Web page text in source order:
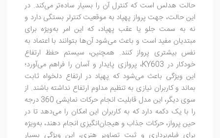
حالت هدلس است که کنترل آن را بسیار ساده‌تر می‌کند. در
این حالت، جهت پرواز پهپاد به موقعیت کنترلر بستگی دارد و
نه به سمت جلو یا عقب پهپاد، که این امر به‌ویژه برای
مبتدیان مفید است و باعث می‌شود آن‌ها بتوانند با اعتماد به
نفس بیشتری پرواز کنند. همچنین، سیستم حفظ ارتفاع
خودکار در KY603، پروازی پایدار و آسان را فراهم می‌آورد؛
این ویژگی باعث می‌شود که پهپاد در ارتفاع دلخواه ثابت
بماند و کاربران نیازی به تنظیم مداوم ارتفاع نداشته باشند. از
سوی دیگر، این مدل قابلیت انجام حرکات نمایشی 360 درجه
را با یک دکمه دارد که به کاربران این امکان را می‌دهد تا در
حین پرواز، حرکات جذاب و هیجان‌انگیزی انجام دهند، به‌ویژه